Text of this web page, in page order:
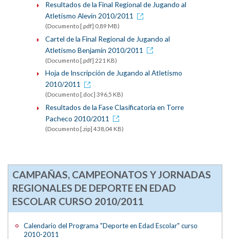
Resultados de la Final Regional de Jugando al
Atletismo Alevín 2010/2011
(Documento [.pdf] 0,89 MB)
Cartel de la Final Regional de Jugando al
Atletismo Benjamín 2010/2011
(Documento [.pdf] 221 KB)
Hoja de Inscripción de Jugando al Atletismo
2010/2011
(Documento [.doc] 396,5 KB)
Resultados de la Fase Clasificatoria en Torre
Pacheco 2010/2011
(Documento [.zip] 438,04 KB)
CAMPAÑAS, CAMPEONATOS Y JORNADAS
REGIONALES DE DEPORTE EN EDAD
ESCOLAR CURSO 2010/2011
Calendario del Programa "Deporte en Edad Escolar" curso
2010-2011